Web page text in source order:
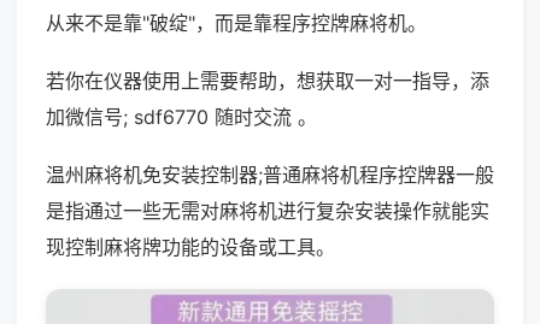
从来不是靠"破绽"，而是靠程序控牌麻将机。
若你在仪器使用上需要帮助，想获取一对一指导，添
加微信号; sdf6770 随时交流 。
温州麻将机免安装控制器;普通麻将机程序控牌器一般
是指通过一些无需对麻将机进行复杂安装操作就能实
现控制麻将牌功能的设备或工具。